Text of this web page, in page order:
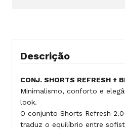
Descrição
CONJ. SHORTS REFRESH +
Minimalismo, conforto e
look.
O conjunto Shorts Refresh
traduz o equilíbrio entre